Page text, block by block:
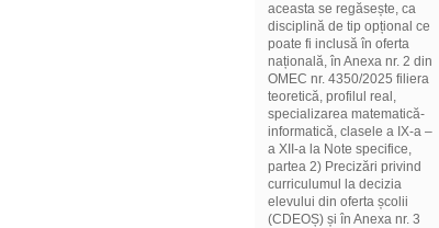
aceasta se regăsește, ca
disciplină de tip opțional ce
poate fi inclusă în oferta
națională, în Anexa nr. 2 din
OMEC nr. 4350/2025 filiera
teoretică, profilul real,
specializarea matematică-
informatică, clasele a IX-a –
a XII-a la Note specifice,
partea 2) Precizări privind
curriculumul la decizia
elevului din oferta școlii
(CDEOȘ) și în Anexa nr. 3